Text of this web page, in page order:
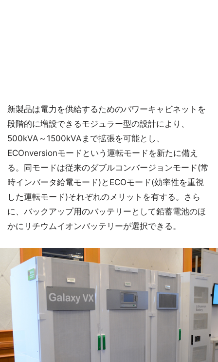
新製品は電力を供給するためのパワーキャビネットを
段階的に増設できるモジュラー型の設計により、
500kVA～1500kVAまで拡張を可能とし、
ECOnversionモードという運転モードを新たに備え
る。同モードは従来のダブルコンバージョンモード(常
時インバータ給電モード)とECOモード(効率性を重視
した運転モード)それぞれのメリットを有する。さら
に、バックアップ用のバッテリーとして鉛蓄電池のほ
かにリチウムイオンバッテリーが選択できる。